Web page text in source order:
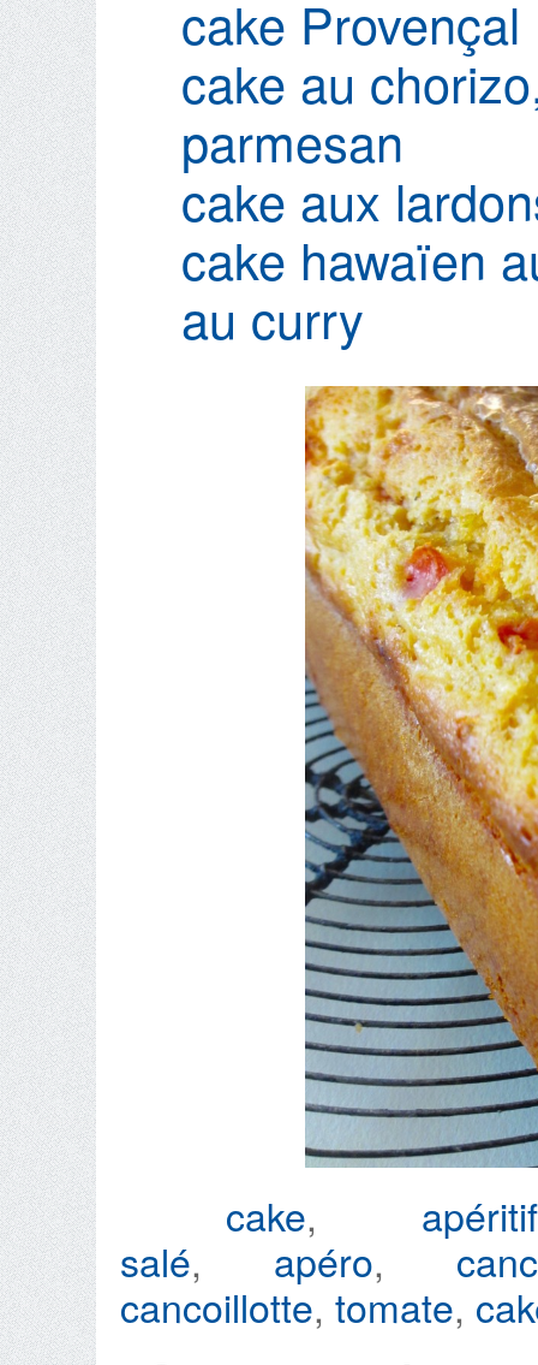
cake Provençal
cake au
parmesan
cake aux
cake hawaïen
au curry
cake, apéritif
salé, apéro,
cancoillotte, tomate,